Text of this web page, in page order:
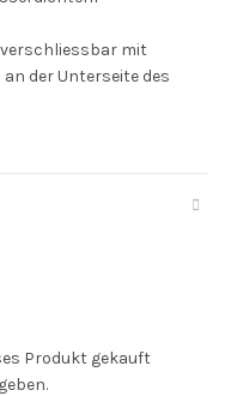
mit
der Unterseite des
Produkt gekauft